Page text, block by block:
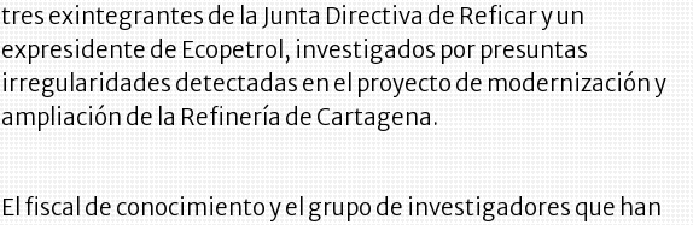
tres exintegrantes de la Junta Directiva de Reficar y un
expresidente de Ecopetrol, investigados por presuntas
irregularidades detectadas en el proyecto de modernización y
ampliación de la Refinería de Cartagena.
El fiscal de conocimiento y el grupo de investigadores que han